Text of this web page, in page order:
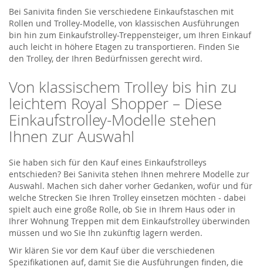
Bei Sanivita finden Sie verschiedene Einkaufstaschen mit
Rollen und Trolley-Modelle, von klassischen Ausführungen
bin hin zum Einkaufstrolley-Treppensteiger, um Ihren Einkauf
auch leicht in höhere Etagen zu transportieren. Finden Sie
den Trolley, der Ihren Bedürfnissen gerecht wird.
Von klassischem Trolley bis hin zu
leichtem Royal Shopper – Diese
Einkaufstrolley-Modelle stehen
Ihnen zur Auswahl
Sie haben sich für den Kauf eines Einkaufstrolleys
entschieden? Bei Sanivita stehen Ihnen mehrere Modelle zur
Auswahl. Machen sich daher vorher Gedanken, wofür und für
welche Strecken Sie Ihren Trolley einsetzen möchten - dabei
spielt auch eine große Rolle, ob Sie in Ihrem Haus oder in
Ihrer Wohnung Treppen mit dem Einkaufstrolley überwinden
müssen und wo Sie Ihn zukünftig lagern werden.
Wir klären Sie vor dem Kauf über die verschiedenen
Spezifikationen auf, damit Sie die Ausführungen finden, die